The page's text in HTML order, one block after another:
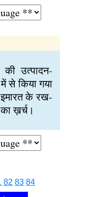
की उत्पादन-
से किया गया
के रख-
ख़र्च।
82 83 84